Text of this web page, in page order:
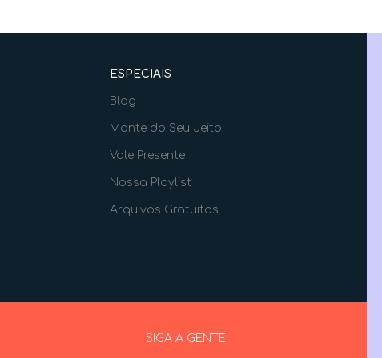
ESPECIAIS
Blog
Monte do Seu Jeito
Vale Presente
Nossa Playlist
Arquivos Gratuitos
SIGA A GENTE!